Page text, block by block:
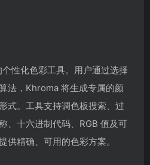
性化色彩工具。用户通过选择
法，Khroma 将生成专属的颜
式。工具支持调色板搜索、过
、十六进制代码、RGB 值及可
供精确、可用的色彩方案。